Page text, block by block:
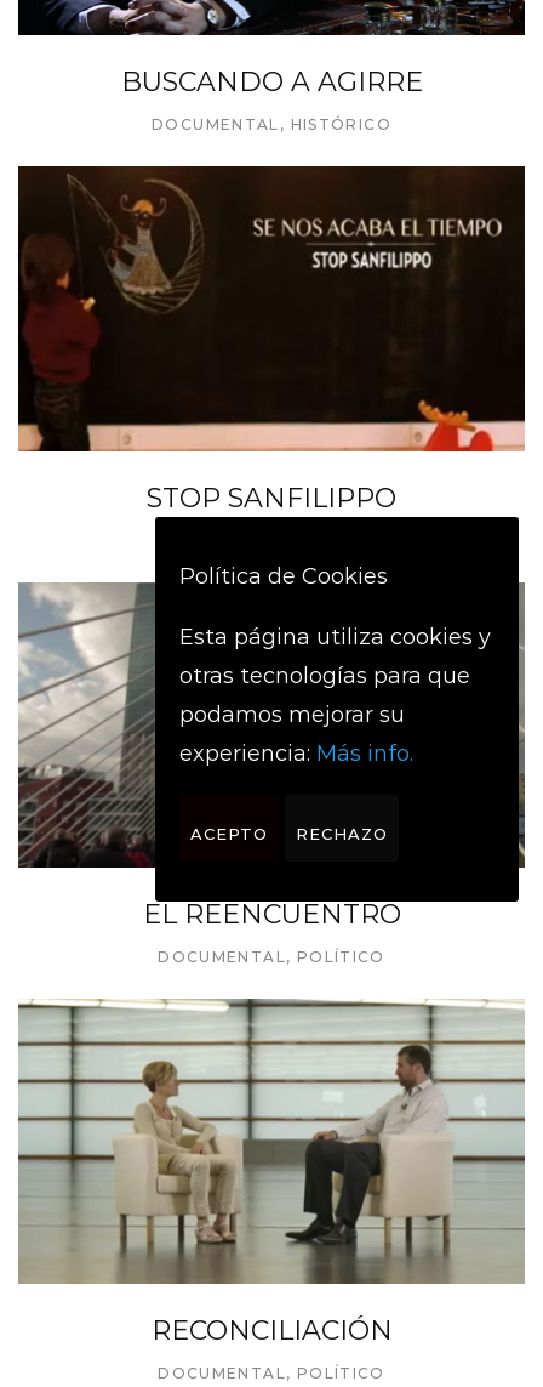
BUSCANDO A AGIRRE
DOCUMENTAL , HISTÓRICO
STOP SANFILIPPO
EL REENCUENTRO
DOCUMENTAL, POLÍTICO
RECONCILIACIÓN
DOCUMENTAL, POLÍTICO
Política de Cookies
Esta página utiliza cookies y
otras tecnologías para que
podamos mejorar su
experiencia: Más info.
ACEPTO RECHAZO